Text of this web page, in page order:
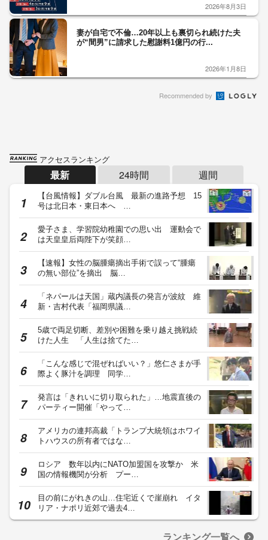
2026年8月3日
妻が自宅で不倫…20年以上も裏切られ続けた夫
が“間男”に請求した慰謝料1億円の行...
2026年1月8日
Recommended by
アクセスランキング
最新 24時間 週間
【台風情報】ダブル台風 最新の進路予想 15
号は北日本・東日本へ …
愛子さま、学習院幼稚園での思い出 運動会で
は天皇皇后両陛下が笑顔…
【速報】女性の脳腫瘍摘出手術で誤って“腫瘍
の無い部位”を摘出 脳…
「ネパールは天国」蔵内議長の発言が波紋 維
新・吉村代表「福岡県議…
5歳で両足切断、差別や困難を乗り越え挑戦続
けた人生 「人生は捨てた…
「こんな感じで混ぜればいい？」悠仁さまが手
際よく豚汁を調理 同学…
発言は「きれいに切り取られた」…地震直後の
パーティー開催「やって…
アメリカの連邦高裁「トランプ大統領はホワイ
トハウスの所有者ではな…
ロシア 数年以内にNATO加盟国を攻撃か 米
国の情報機関が分析 プー…
目の前にがれきの山…住宅近くで崖崩れ イタ
リア・ナポリ近郊で過去4…
ランキング一覧へ